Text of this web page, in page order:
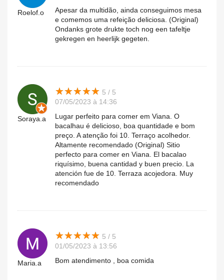
Roelof.o
Apesar da multidão, ainda conseguimos mesa
e comemos uma refeição deliciosa. (Original)
Ondanks grote drukte toch nog een tafeltje
gekregen en heerlijk gegeten.
Soraya.a
★★★★★
★★★★★ 5 / 5
07/05/2023 à 14:36
Lugar perfeito para comer em Viana. O
bacalhau é delicioso, boa quantidade e bom
preço. A atenção foi 10. Terraço acolhedor.
Altamente recomendado (Original) Sitio
perfecto para comer en Viana. El bacalao
riquísimo, buena cantidad y buen precio. La
atención fue de 10. Terraza acojedora. Muy
recomendado
Maria.a
★★★★★
★★★★★ 5 / 5
01/05/2023 à 13:56
Bom atendimento , boa comida